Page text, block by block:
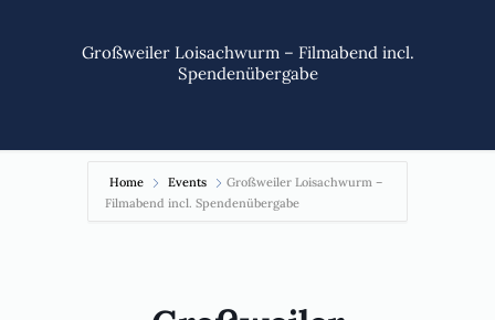
Großweiler Loisachwurm – Filmabend incl.
Spendenübergabe
Home Events
Großweiler Loisachwurm –
Filmabend incl. Spendenübergabe